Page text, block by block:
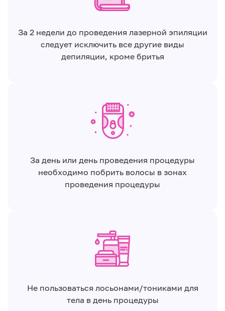
За 2 недели до проведения лазерной эпиляции
следует исключить все другие виды
депиляции, кроме бритья
За день или день проведения процедуры
необходимо побрить волосы в зонах
проведения процедуры
Не пользоваться лосьонами/тониками для
тела в день процедуры